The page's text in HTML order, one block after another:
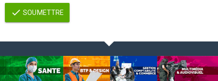
SOUMETTRE